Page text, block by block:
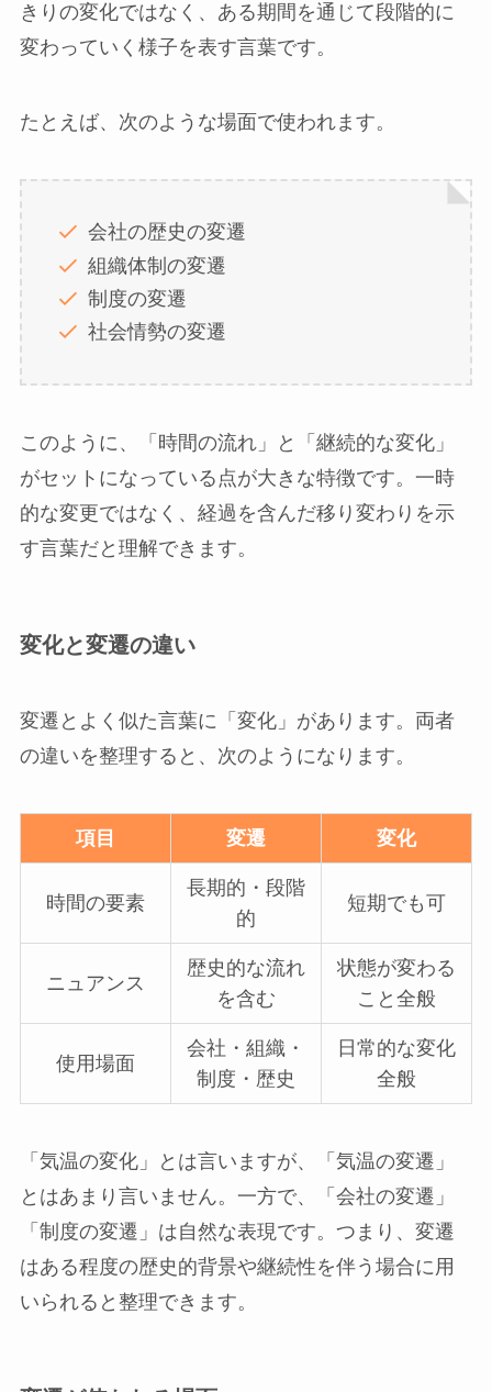
きりの変化ではなく、ある期間を通じて段階的に
変わっていく様子を表す言葉です。
たとえば、次のような場面で使われます。
会社の歴史の変遷
組織体制の変遷
制度の変遷
社会情勢の変遷
このように、「時間の流れ」と「継続的な変化」
がセットになっている点が大きな特徴です。一時
的な変更ではなく、経過を含んだ移り変わりを示
す言葉だと理解できます。
変化と変遷の違い
変遷とよく似た言葉に「変化」があります。両者
の違いを整理すると、次のようになります。
項目 変遷 変化
時間の要素
長期的・段階
的
短期でも可
ニュアンス
歴史的な流れ
を含む
状態が変わる
こと全般
使用場面
会社・組織・
制度・歴史
日常的な変化
全般
「気温の変化」とは言いますが、「気温の変遷」
とはあまり言いません。一方で、「会社の変遷」
「制度の変遷」は自然な表現です。つまり、変遷
はある程度の歴史的背景や継続性を伴う場合に用
いられると整理できます。